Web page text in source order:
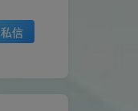
私信